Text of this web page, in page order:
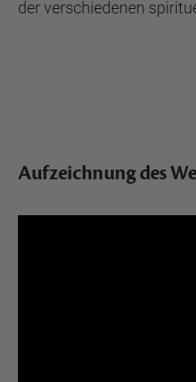
der verschiedenen
Aufzeichnung des